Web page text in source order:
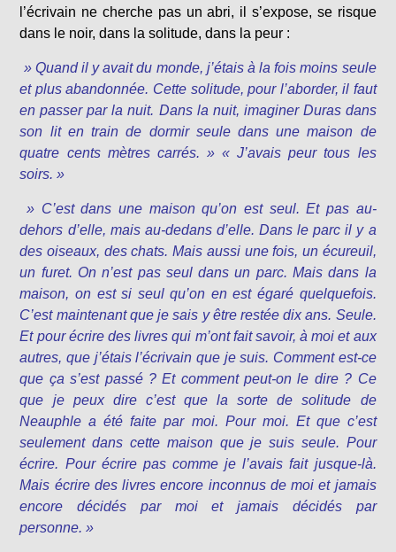
l’écrivain ne cherche pas un abri, il s’expose, se risque
dans le noir, dans la solitude, dans la peur :
» Quand il y avait du monde, j’étais à la fois moins seule
et plus abandonnée. Cette solitude, pour l’aborder, il faut
en passer par la nuit. Dans la nuit, imaginer Duras dans
son lit en train de dormir seule dans une maison de
quatre cents mètres carrés. »« J’avais peur tous les
soirs. »
» C’est dans une maison qu’on est seul. Et pas au-
dehors d’elle, mais au-dedans d’elle. Dans le parc il y a
des oiseaux, des chats. Mais aussi une fois, un écureuil,
un furet. On n’est pas seul dans un parc. Mais dans la
maison, on est si seul qu’on en est égaré quelquefois.
C’est maintenant que je sais y être restée dix ans. Seule.
Et pour écrire des livres qui m’ont fait savoir, à moi et aux
autres, que j’étais l’écrivain que je suis. Comment est-ce
que ça s’est passé ? Et comment peut-on le dire ? Ce
que je peux dire c’est que la sorte de solitude de
Neauphle a été faite par moi. Pour moi. Et que c’est
seulement dans cette maison que je suis seule. Pour
écrire. Pour écrire pas comme je l’avais fait jusque-là.
Mais écrire des livres encore inconnus de moi et jamais
encore décidés par moi et jamais décidés par
personne. »